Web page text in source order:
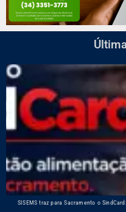
SISEMS traz para Sacramento o